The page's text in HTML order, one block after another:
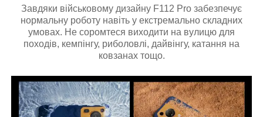
Завдяки військовому дизайну F112 Pro забезпечує
нормальну роботу навіть у екстремально складних
умовах. Не соромтеся виходити на вулицю для
походів, кемпінгу, риболовлі, дайвінгу, катання на
ковзанах тощо.